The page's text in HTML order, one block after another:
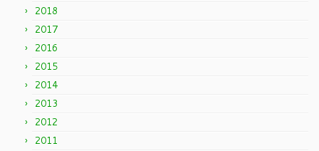
2018
2017
2016
2015
2014
2013
2012
2011